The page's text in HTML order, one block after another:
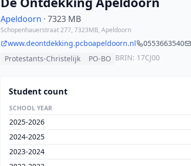
Apeldoorn · 7323 MB
Schopenhauerstraat 277, 7323MB, Apeldoorn
www.deontdekking.pcboapeldoorn.nl 0553663540
Protestants-Christelijk
PO-BO BRIN: 17CJ00
Student count
SCHOOL YEAR
2025-2026
2024-2025
2023-2024